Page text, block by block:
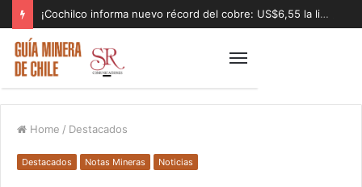
¡Cochilco informa nuevo récord del cobre: US$6,55 la libra!
Home / Destacados
Destacados Notas Mineras Noticias